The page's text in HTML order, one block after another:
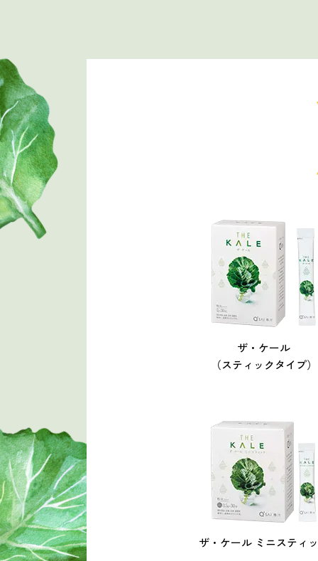
ザ・ケール
（スティックタイプ）
ザ・ケールミニスティ